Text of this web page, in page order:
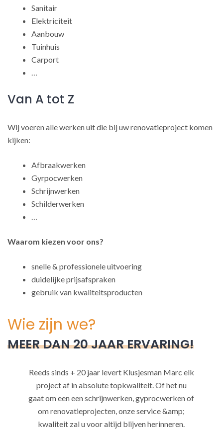
Sanitair
Elektriciteit
Aanbouw
Tuinhuis
Carport
…
Van A tot Z
Wij voeren alle werken uit die bij uw renovatieproject komen
kijken:
Afbraakwerken
Gyrpocwerken
Schrijnwerken
Schilderwerken
…
Waarom kiezen voor ons?
snelle & professionele uitvoering
duidelijke prijsafspraken
gebruik van kwaliteitsproducten
Wie zijn we?
MEER DAN 20 JAAR ERVARING!
Reeds sinds + 20 jaar levert Klusjesman Marc elk
project af in absolute topkwaliteit. Of het nu
gaat om een een schrijnwerken, gyprocwerken of
om renovatieprojecten, onze service &amp;
kwaliteit zal u voor altijd blijven herinneren.